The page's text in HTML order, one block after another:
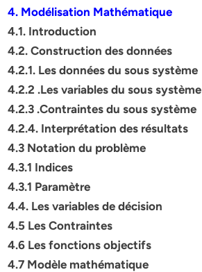
4. Modélisation Mathématique
4.1. Introduction
4.2. Construction des données
4.2.1. Les données du sous système
4.2.2 .Les variables du sous système
4.2.3 .Contraintes du sous système
4.2.4. Interprétation des résultats
4.3 Notation du problème
4.3.1 Indices
4.3.1 Paramètre
4.4. Les variables de décision
4.5 Les Contraintes
4.6 Les fonctions objectifs
4.7 Modèle mathématique